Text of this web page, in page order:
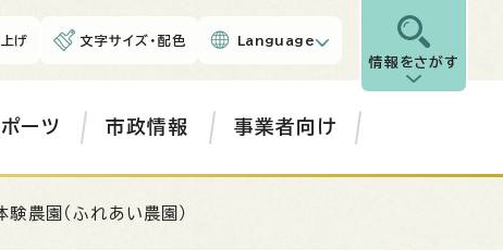
げ 文字サイズ・配色 Language
情報をさがす
ーツ 市政情報 事業者向け
農園（ふれあい農園）